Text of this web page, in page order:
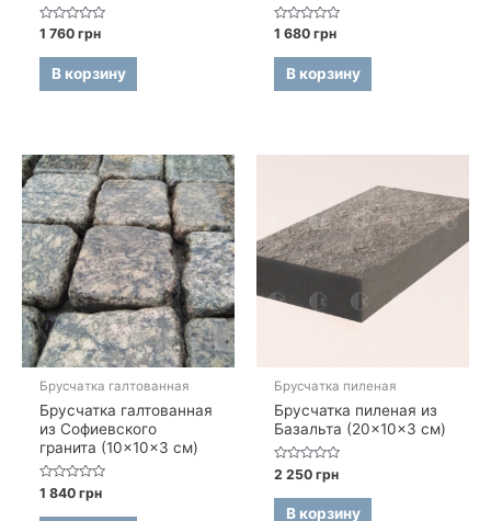
Оценка
из
1 760грн
В корзину
Оценка
из
1 680грн
В корзину
Брусчатка галтованная
Брусчатка галтованная
из Софиевского
гранита (10×10×3 см)
Оценка
0
из
1 840грн
Брусчатка пиленая
Брусчатка пиленая из
Базальта (20×10×3 см)
Оценка
0
из
2 250грн
В корзину